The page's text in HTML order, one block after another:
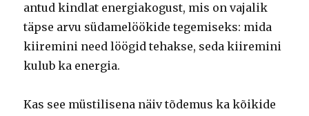
antud kindlat energiakogust, mis on vajalik
täpse arvu südamelöökide tegemiseks: mida
kiiremini need löögid tehakse, seda kiiremini
kulub ka energia.
Kas see müstilisena näiv tõdemus ka kõikide